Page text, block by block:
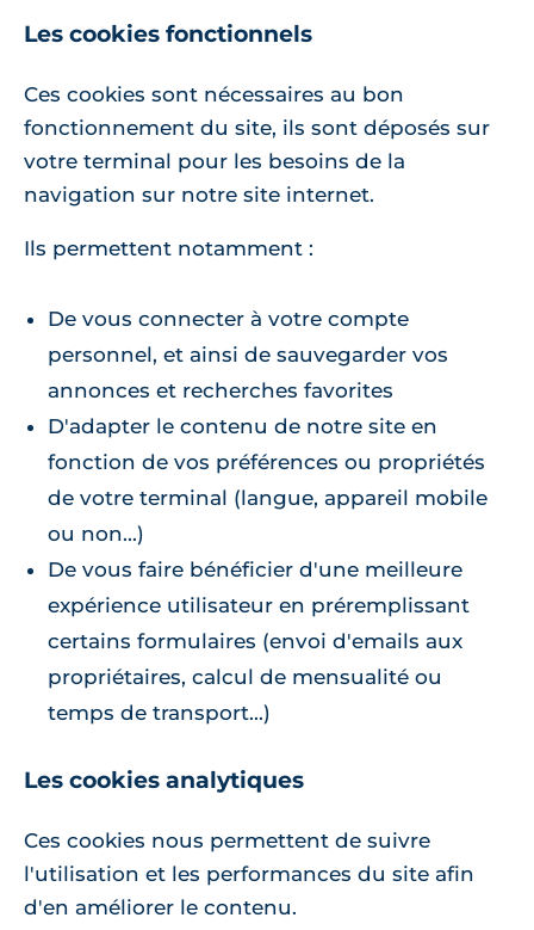
Les cookies fonctionnels
Ces cookies sont nécessaires au bon
fonctionnement du site, ils sont déposés sur
votre terminal pour les besoins de la
navigation sur notre site internet.
Ils permettent notamment :
De vous connecter à votre compte
personnel, et ainsi de sauvegarder vos
annonces et recherches favorites
D'adapter le contenu de notre site en
fonction de vos préférences ou propriétés
de votre terminal (langue, appareil mobile
ou non...)
De vous faire bénéficier d'une meilleure
expérience utilisateur en préremplissant
certains formulaires (envoi d'emails aux
propriétaires, calcul de mensualité ou
temps de transport...)
Les cookies analytiques
Ces cookies nous permettent de suivre
l'utilisation et les performances du site afin
d'en améliorer le contenu.